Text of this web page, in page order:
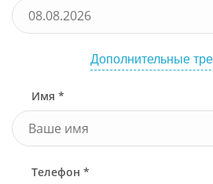
Дополнительные
Имя *
Телефон *